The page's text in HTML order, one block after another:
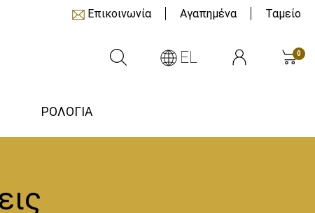
Επικοινωνία Αγαπημένα Ταμείο
EL 0
ΡΟΛΟΓΙΑ